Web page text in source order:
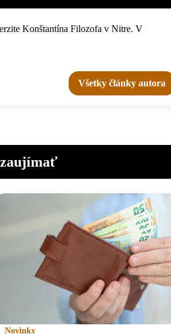
Konštantína Filozofa v Nitre. V
Všetky články autora
Novinky